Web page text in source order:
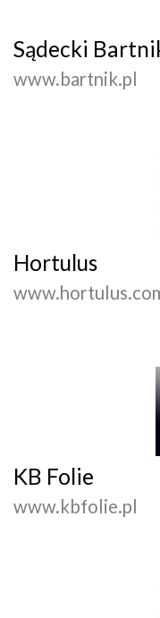
Sądecki
www.bartnik.pl
Hortulus
KB Folie
www.kbfolie.pl